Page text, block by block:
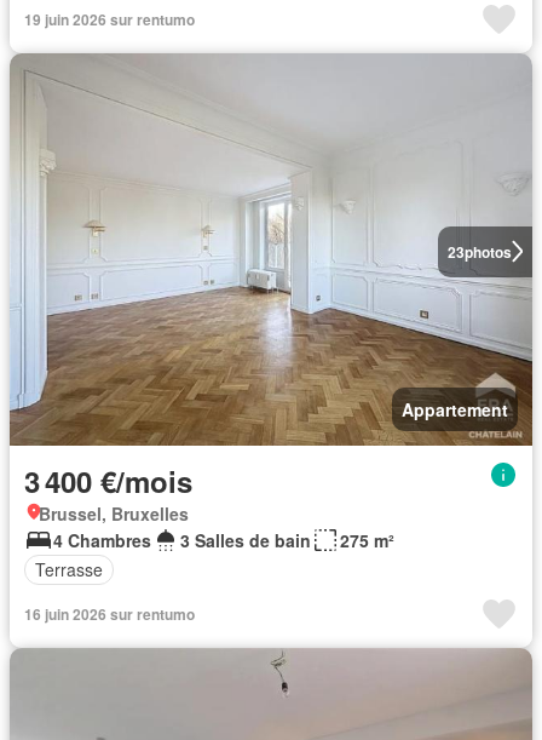
19 juin 2026 sur rentumo
23photos
Appartement
3 400 €/mois
Brussel, Bruxelles
4 Chambres
3 Salles de bain
275 m²
Terrasse
16 juin 2026 sur rentumo